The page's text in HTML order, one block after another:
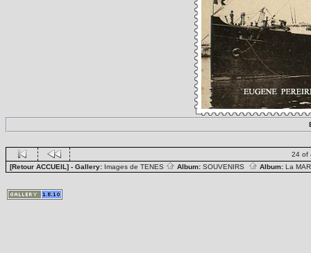
24 of
[Retour ACCUEIL] - Gallery: Images de TENES Album: SOUVENIRS Album: La